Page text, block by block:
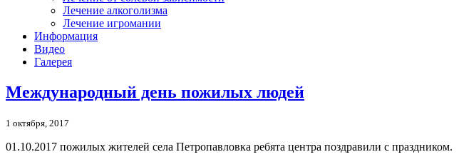
Лечение алкоголизма
Лечение игромании
Информация
Видео
Галерея
Международный день пожилых людей
1 октября, 2017
01.10.2017 пожилых жителей села Петропавловка ребята центра поздравили с праздником.